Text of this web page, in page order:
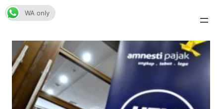
Skip
to
WA only